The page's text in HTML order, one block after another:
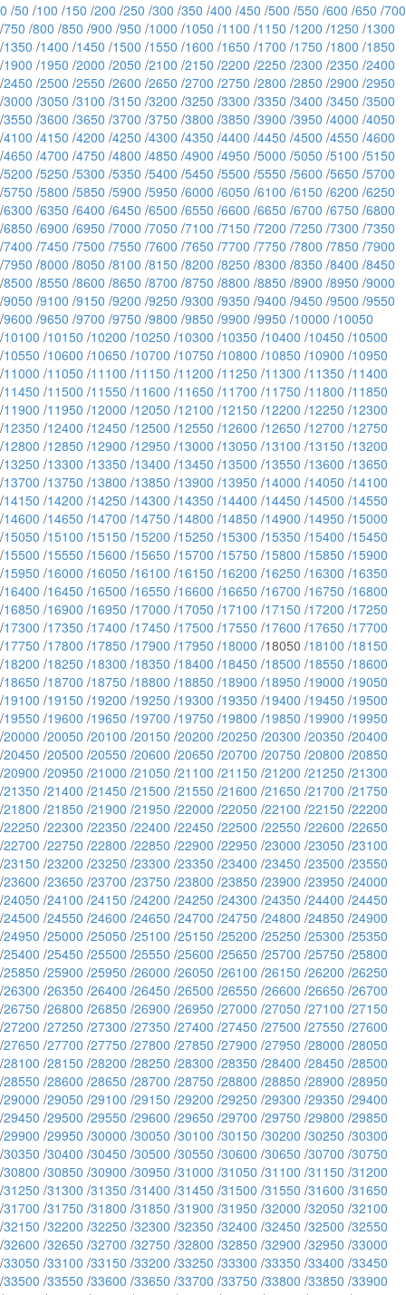
0 /50 /100 /150 /200 /250 /300 /350 /400 /450 /500 /550 /600 /650 /700
/750 /800 /850 /900 /950 /1000 /1050 /1100 /1150 /1200 /1250 /1300
/1350 /1400 /1450 /1500 /1550 /1600 /1650 /1700 /1750 /1800 /1850
/1900 /1950 /2000 /2050 /2100 /2150 /2200 /2250 /2300 /2350 /2400
/2450 /2500 /2550 /2600 /2650 /2700 /2750 /2800 /2850 /2900 /2950
/3000 /3050 /3100 /3150 /3200 /3250 /3300 /3350 /3400 /3450 /3500
/3550 /3600 /3650 /3700 /3750 /3800 /3850 /3900 /3950 /4000 /4050
/4100 /4150 /4200 /4250 /4300 /4350 /4400 /4450 /4500 /4550 /4600
/4650 /4700 /4750 /4800 /4850 /4900 /4950 /5000 /5050 /5100 /5150
/5200 /5250 /5300 /5350 /5400 /5450 /5500 /5550 /5600 /5650 /5700
/5750 /5800 /5850 /5900 /5950 /6000 /6050 /6100 /6150 /6200 /6250
/6300 /6350 /6400 /6450 /6500 /6550 /6600 /6650 /6700 /6750 /6800
/6850 /6900 /6950 /7000 /7050 /7100 /7150 /7200 /7250 /7300 /7350
/7400 /7450 /7500 /7550 /7600 /7650 /7700 /7750 /7800 /7850 /7900
/7950 /8000 /8050 /8100 /8150 /8200 /8250 /8300 /8350 /8400 /8450
/8500 /8550 /8600 /8650 /8700 /8750 /8800 /8850 /8900 /8950 /9000
/9050 /9100 /9150 /9200 /9250 /9300 /9350 /9400 /9450 /9500 /9550
/9600 /9650 /9700 /9750 /9800 /9850 /9900 /9950 /10000 /10050
/10100 /10150 /10200 /10250 /10300 /10350 /10400 /10450 /10500
/10550 /10600 /10650 /10700 /10750 /10800 /10850 /10900 /10950
/11000 /11050 /11100 /11150 /11200 /11250 /11300 /11350 /11400
/11450 /11500 /11550 /11600 /11650 /11700 /11750 /11800 /11850
/11900 /11950 /12000 /12050 /12100 /12150 /12200 /12250 /12300
/12350 /12400 /12450 /12500 /12550 /12600 /12650 /12700 /12750
/12800 /12850 /12900 /12950 /13000 /13050 /13100 /13150 /13200
/13250 /13300 /13350 /13400 /13450 /13500 /13550 /13600 /13650
/13700 /13750 /13800 /13850 /13900 /13950 /14000 /14050 /14100
/14150 /14200 /14250 /14300 /14350 /14400 /14450 /14500 /14550
/14600 /14650 /14700 /14750 /14800 /14850 /14900 /14950 /15000
/15050 /15100 /15150 /15200 /15250 /15300 /15350 /15400 /15450
/15500 /15550 /15600 /15650 /15700 /15750 /15800 /15850 /15900
/15950 /16000 /16050 /16100 /16150 /16200 /16250 /16300 /16350
/16400 /16450 /16500 /16550 /16600 /16650 /16700 /16750 /16800
/16850 /16900 /16950 /17000 /17050 /17100 /17150 /17200 /17250
/17300 /17350 /17400 /17450 /17500 /17550 /17600 /17650 /17700
/17750 /17800 /17850 /17900 /17950 /18000 /18050 /18100 /18150
/18200 /18250 /18300 /18350 /18400 /18450 /18500 /18550 /18600
/18650 /18700 /18750 /18800 /18850 /18900 /18950 /19000 /19050
/19100 /19150 /19200 /19250 /19300 /19350 /19400 /19450 /19500
/19550 /19600 /19650 /19700 /19750 /19800 /19850 /19900 /19950
/20000 /20050 /20100 /20150 /20200 /20250 /20300 /20350 /20400
/20450 /20500 /20550 /20600 /20650 /20700 /20750 /20800 /20850
/20900 /20950 /21000 /21050 /21100 /21150 /21200 /21250 /21300
/21350 /21400 /21450 /21500 /21550 /21600 /21650 /21700 /21750
/21800 /21850 /21900 /21950 /22000 /22050 /22100 /22150 /22200
/22250 /22300 /22350 /22400 /22450 /22500 /22550 /22600 /22650
/22700 /22750 /22800 /22850 /22900 /22950 /23000 /23050 /23100
/23150 /23200 /23250 /23300 /23350 /23400 /23450 /23500 /23550
/23600 /23650 /23700 /23750 /23800 /23850 /23900 /23950 /24000
/24050 /24100 /24150 /24200 /24250 /24300 /24350 /24400 /24450
/24500 /24550 /24600 /24650 /24700 /24750 /24800 /24850 /24900
/24950 /25000 /25050 /25100 /25150 /25200 /25250 /25300 /25350
/25400 /25450 /25500 /25550 /25600 /25650 /25700 /25750 /25800
/25850 /25900 /25950 /26000 /26050 /26100 /26150 /26200 /26250
/26300 /26350 /26400 /26450 /26500 /26550 /26600 /26650 /26700
/26750 /26800 /26850 /26900 /26950 /27000 /27050 /27100 /27150
/27200 /27250 /27300 /27350 /27400 /27450 /27500 /27550 /27600
/27650 /27700 /27750 /27800 /27850 /27900 /27950 /28000 /28050
/28100 /28150 /28200 /28250 /28300 /28350 /28400 /28450 /28500
/28550 /28600 /28650 /28700 /28750 /28800 /28850 /28900 /28950
/29000 /29050 /29100 /29150 /29200 /29250 /29300 /29350 /29400
/29450 /29500 /29550 /29600 /29650 /29700 /29750 /29800 /29850
/29900 /29950 /30000 /30050 /30100 /30150 /30200 /30250 /30300
/30350 /30400 /30450 /30500 /30550 /30600 /30650 /30700 /30750
/30800 /30850 /30900 /30950 /31000 /31050 /31100 /31150 /31200
/31250 /31300 /31350 /31400 /31450 /31500 /31550 /31600 /31650
/31700 /31750 /31800 /31850 /31900 /31950 /32000 /32050 /32100
/32150 /32200 /32250 /32300 /32350 /32400 /32450 /32500 /32550
/32600 /32650 /32700 /32750 /32800 /32850 /32900 /32950 /33000
/33050 /33100 /33150 /33200 /33250 /33300 /33350 /33400 /33450
/33500 /33550 /33600 /33650 /33700 /33750 /33800 /33850 /33900